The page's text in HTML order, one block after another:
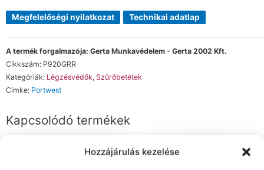
Hozzájárulás kezelése
Megfelelőségi nyilatkozat Technikai adatlap
A termék forgalmazója: Gerta Munkavédelem - Gerta 2002 Kft.
Cikkszám: P920GRR
Kategóriák: Légzésvédők, Szűrőbetétek
Címke: Portwest
Kapcsolódó termékek